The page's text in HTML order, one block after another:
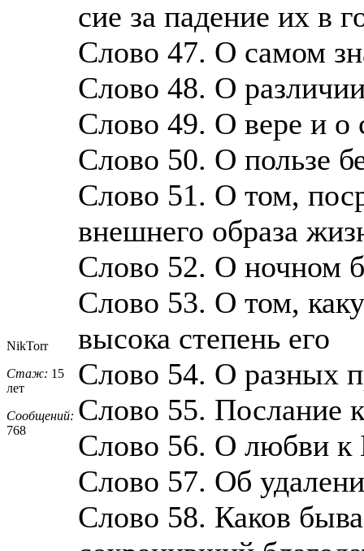
NikTorr
Стаж: 15
лет
Сообщений:
768
сие за падение их в
Слово 47. О самом
Слово 48. О
Слово 49. О вере и о
Слово 50. О пользе
Слово 51. О том,
внешнего образа
Слово 52. О ночном
Слово 53. О том,
высока степень его
Слово 54. О разных
Слово 55. Послание
Слово 56. О любви к
Слово 57. Об
Слово 58. Каков